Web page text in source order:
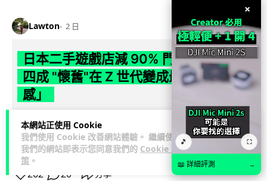
本網站正使用 Cookie
我們使用 Cookie 改善網站體驗。 繼續使用
我們的網站即表示您同意我們的 Cookie 政
策 。
Lawton 2 日
日本二手遊戲店減 90% 門市 業績反增
四成 "懷舊"在 Z 世代變成最潮「新鮮
感」
日本零售巨頭 GEO 將懷舊遊戲銷售門市從 1,000 間大幅減至
99 間，但銷售額卻不降反升至過往的 1.4 倍。做到「減店增
收」奇蹟，... 閱讀全文
262 20 ↗ 分享
×
🎵 ⛶
📖 詳細評測 →